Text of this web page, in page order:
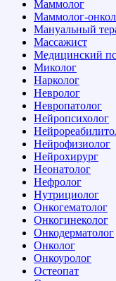
Маммолог
Маммолог-
Мануальный
Массажист
Медицинский
Миколог
Нарколог
Невролог
Невропатолог
Нейропсихолог
Нейрофизиолог
Нейрохирург
Неонатолог
Нефролог
Нутрициолог
Онкогематолог
Онкогинеколог
Онкодерматолог
Онколог
Онкоуролог
Остеопат